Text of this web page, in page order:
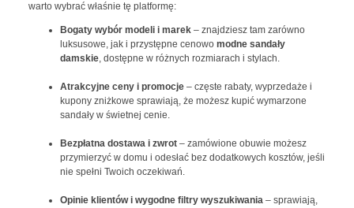
warto wybrać właśnie tę platformę:
Bogaty wybór modeli i marek– znajdziesz tam zarówno
luksusowe, jak i przystępne cenowo modne sandały
damskie, dostępne w różnych rozmiarach i stylach.
Atrakcyjne ceny i promocje– częste rabaty, wyprzedaże i
kupony zniżkowe sprawiają, że możesz kupić wymarzone
sandały w świetnej cenie.
Bezpłatna dostawa i zwrot– zamówione obuwie możesz
przymierzyć w domu i odesłać bez dodatkowych kosztów, jeśli
nie spełni Twoich oczekiwań.
Opinie klientów i wygodne filtry wyszukiwania– sprawiają,